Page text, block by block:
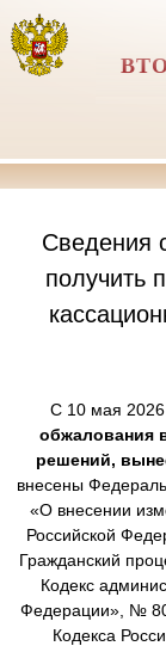
Сведения
получить
С 10 мая 2026
обжалования
решений,
внесены
«О внесении
Российской
Гражданский
Кодекс
Федерации», №
Кодекса